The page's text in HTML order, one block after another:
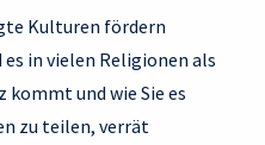
Kulturen fördern
in vielen Religionen als
und wie Sie es
zu teilen, verrät